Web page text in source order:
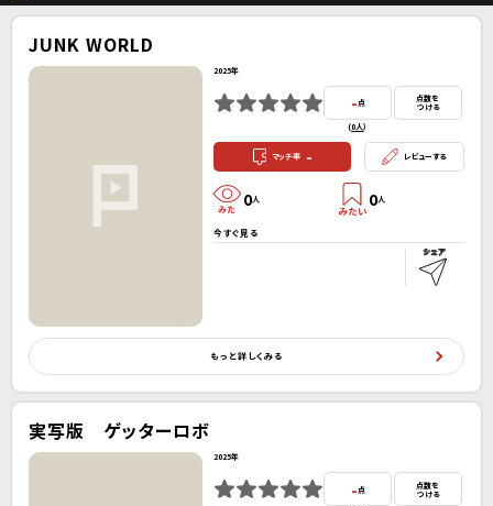
JUNK WORLD
2025年
-点
(0人）
点数を
つける
マッチ率 - レビューする
0人 0人
今すぐ見る
もっと詳しくみる
実写版 ゲッターロボ
2025年
- 点
点数を
つける